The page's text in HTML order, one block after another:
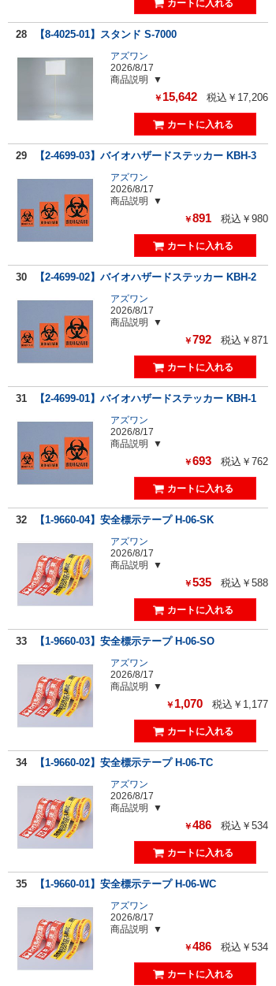
28 【8-4025-01】スタンド S-7000
アズワン
2026/8/17
商品説明
￥ 15,642 税込￥17,206
29 【2-4699-03】バイオハザードステッカー KBH-3
アズワン
2026/8/17
商品説明
￥891 税込￥980
30 【2-4699-02】バイオハザードステッカー KBH-2
アズワン
2026/8/17
商品説明
￥792 税込￥871
31 【2-4699-01】バイオハザードステッカー KBH-1
アズワン
2026/8/17
商品説明
￥693 税込￥762
32 【1-9660-04】安全標示テープ H-06-SK
アズワン
2026/8/17
商品説明
￥535 税込￥588
33 【1-9660-03】安全標示テープ H-06-SO
アズワン
2026/8/17
商品説明
￥ 1,070 税込￥1,177
34 【1-9660-02】安全標示テープ H-06-TC
アズワン
2026/8/17
商品説明
￥486 税込￥534
35 【1-9660-01】安全標示テープ H-06-WC
アズワン
2026/8/17
商品説明
￥486 税込￥534